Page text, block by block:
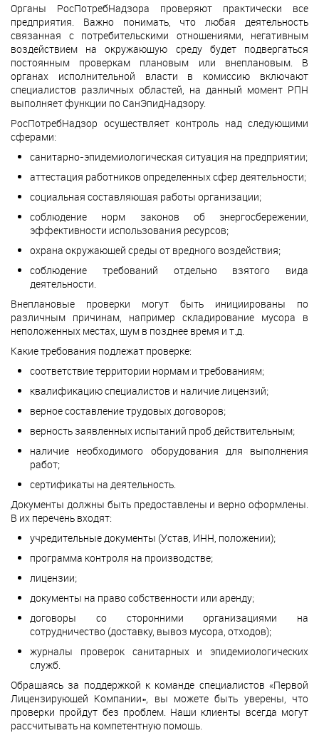
Органы РосПотребНадзора проверяют практически все
предприятия. Важно понимать, что любая деятельность
связанная с потребительскими отношениями, негативным
воздействием на окружающую среду будет подвергаться
постоянным проверкам плановым или внеплановым. В
органах исполнительной власти в комиссию включают
специалистов различных областей, на данный момент РПН
выполняет функции по СанЭпидНадзору.
РосПотребНадзор осуществляет контроль над следующими
сферами:
санитарно-эпидемиологическая ситуация на предприятии;
аттестация работников определенных сфер деятельности;
социальная составляющая работы организации;
соблюдение норм законов об энергосбережении,
эффективности использования ресурсов;
охрана окружающей среды от вредного воздействия;
соблюдение требований отдельно взятого вида
деятельности.
Внеплановые проверки могут быть инициированы по
различным причинам, например складирование мусора в
неположенных местах, шум в позднее время и т.д.
Какие требования подлежат проверке:
соответствие территории нормам и требованиям;
квалификацию специалистов и наличие лицензий;
верное составление трудовых договоров;
верность заявленных испытаний проб действительным;
наличие необходимого оборудования для выполнения
работ;
сертификаты на деятельность.
Документы должны быть предоставлены и верно оформлены.
В их перечень входят:
учредительные документы (Устав, ИНН, положении);
программа контроля на производстве;
лицензии;
документы на право собственности или аренду;
договоры со сторонними организациями на
сотрудничество (доставку, вывоз мусора, отходов);
журналы проверок санитарных и эпидемиологических
служб.
Обращаясь за поддержкой к команде специалистов «Первой
Лицензирующей Компании», вы можете быть уверены, что
проверки пройдут без проблем. Наши клиенты всегда могут
рассчитывать на компетентную помощь.